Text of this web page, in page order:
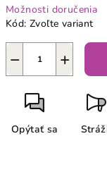
Možnosti doručenia
Kód: Zvoľte variant
+
−
Opýtať sa